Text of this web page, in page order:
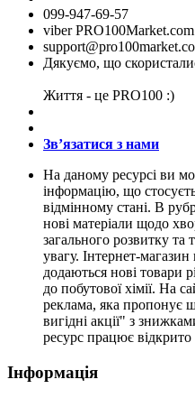
099-947-69-57
viber PRO100Market.com
Дякуємо, що
Життя - це PRO100 :)
Зв’язатися з нами
На даному ресурсі ви
інформацію, що
відмінному стані. В
нові матеріали щодо
загального розвитку та
увагу. Інтернет-
додаються нові товари
до побутової хімії. На
реклама, яка пропонує
вигідні акції" з
ресурс працює відкрито
Інформація